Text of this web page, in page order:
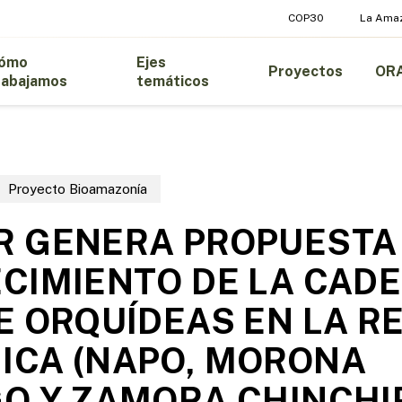
COP30 La
Ejes
temáticos
Proyectos
Proyecto Bioamazonía
GENERA
DE LA
ORQUÍDEAS EN LA
(NAPO, MORONA